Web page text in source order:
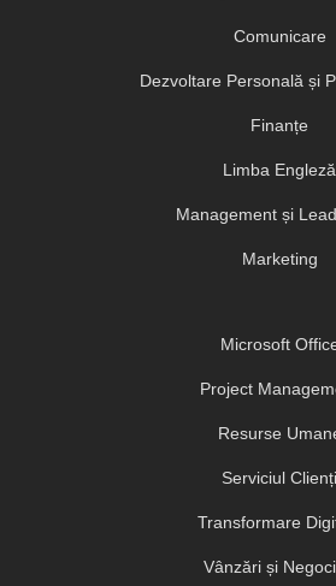
Comunicare
Dezvoltare Personală și
Finanțe
Limba Engleză
Management și
Marketing
Microsoft
Project
Resurse
Serviciul Clienți
Transformare
Vânzări și